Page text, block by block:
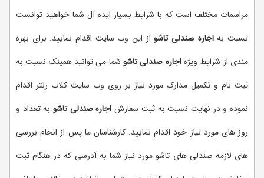
مراسمات مختلف است که با شرایط بسیار ایده آل شما خواهید توانست
نسبت بهاجاره صندلی تاشواز این وب سایت اقدام نمایید. برای بهره
مندی از شرایط ویژهاجاره صندلی تاشو شما می توانید همینک نسبت به
ثبت نام و تکمیل مدارک مورد نیاز بر روی وب سایت کلاب رنتر اقدام
نموده و در نهایت نسبت به ثبت سفارش اجاره صندلی تاشوبه تعداد و
روز های مورد نیاز خود اقدام نمایید. کارشناسان ما پس از انجام بررسی
های لازمه صندلی های تاشو مورد نیاز شما به آدرسی که در هنگام ثبت